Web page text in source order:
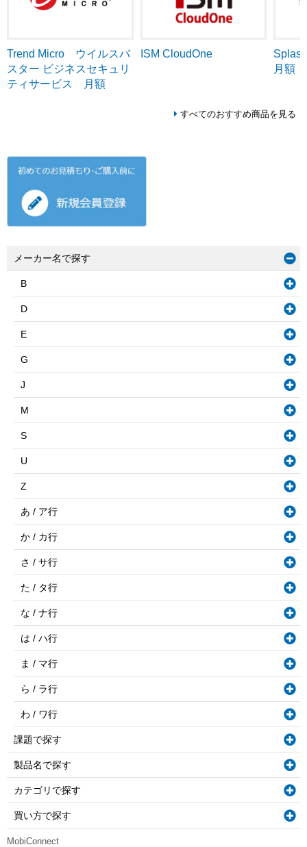
Trend Micro ウイルスバ
スター ビジネスセキュリ
ティサービス 月額
ISM CloudOne
月額
すべてのおすすめ商品を見る
メーカー名で探す
B
D
E
G
J
M
S
U
Z
あ / ア行
か / カ行
さ / サ行
た / タ行
な / ナ行
は / ハ行
ま / マ行
ら / ラ行
わ / ワ行
課題で探す
製品名で探す
カテゴリで探す
買い方で探す
MobiConnect